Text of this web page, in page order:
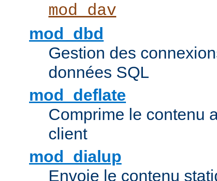
mod_dav
mod_dbd
Gestion des
données SQL
mod_deflate
Comprime le contenu
client
mod_dialup
Envoie le contenu